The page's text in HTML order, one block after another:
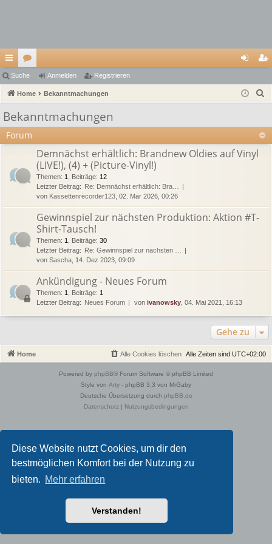
Diese Website nutzt Cookies, um dir den
bestmöglichen Komfort bei der Nutzung zu
bieten. Mehr erfahren
Verstanden!
ch
ne
llz
ug
or
en m ist
re
Suche Anmelden Registrieren
Home Bekanntmachungen
e
Bekanntmachungen
Forum
Demnächst erhältlich: Brandnew Oldies auf Vinyl
(LIVE!), (4) + (Picture-Vinyl!)
Themen: 1 Beiträge: 12
Letzter Beitrag: Re: Demnächst erhältlich: Bra…
von Kassettenrecorder123 , 02. Mär 2026, 00:26
Gewinnspiel zur nächsten Produktion: Aktion #T-
Shirt-Tausch!
Themen: 1 Beiträge: 30
Letzter Beitrag: Re: Gewinnspiel zur nächsten …
von Sascha , 14. Dez 2023, 09:09
Ankündigung - Neues Forum
Themen: 1 Beiträge: 1
Letzter Beitrag: Neues Forum von ivanowsky , 04. Mai 2021, 16:13
Gehe zu
Home Alle Zeiten sind UTC+02:00
Alle Cookies löschen
Powered by phpBB® Forum Software © phpBB Limited
Style von Arty - phpBB 3.3 von MrGaby
Deutsche Übersetzung durch phpBB.de
Datenschutz| Nutzungsbedingungen